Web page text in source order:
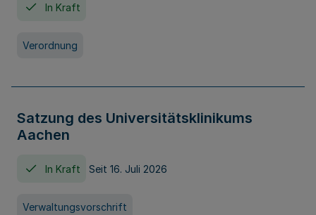
In Kraft
Verordnung
Satzung des Universitätsklinikums
Aachen
In Kraft Seit 16. Juli 2026
Verwaltungsvorschrift